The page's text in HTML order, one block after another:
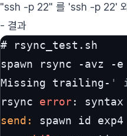
"ssh -p 22" 를 'ssh -p 22'
- 결과
# rsync_test.sh
spawn rsync -avz -e
Missing trailing- '
rsync error: syntax
send:
spawn id exp4